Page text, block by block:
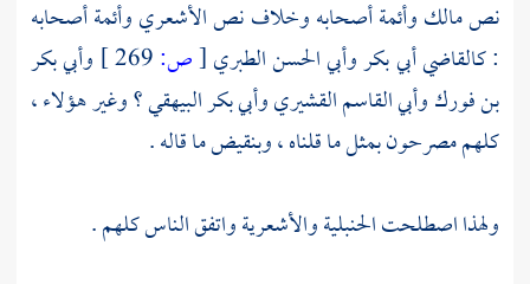
نصمالكوأئمة أصحابه وخلاف نصالأشعريوأئمة أصحابه
:كالقاضي أبي بكروأبي الحسن الطبري[ص:
وأبي بكر
بن فوركوأبي القاسم القشيريوأبي بكر البيهقي؟ وغير هؤلاء ،
كلهم مصرحون بمثل ما قلناه ، وبنقيض ما قاله .
ولهذا اصطلحتالحنبليةوالأشعريةواتفق الناس كلهم .